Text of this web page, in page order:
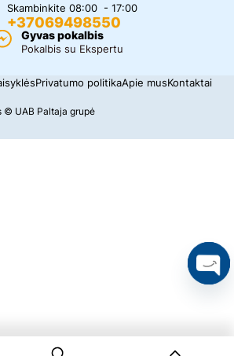
Skambinkite 08:00 - 17:00
+37069498550
Gyvas pokalbis
Pokalbis su Ekspertu
© UAB Paltaja grupė
Privatumo politikaApie musKontaktai
O